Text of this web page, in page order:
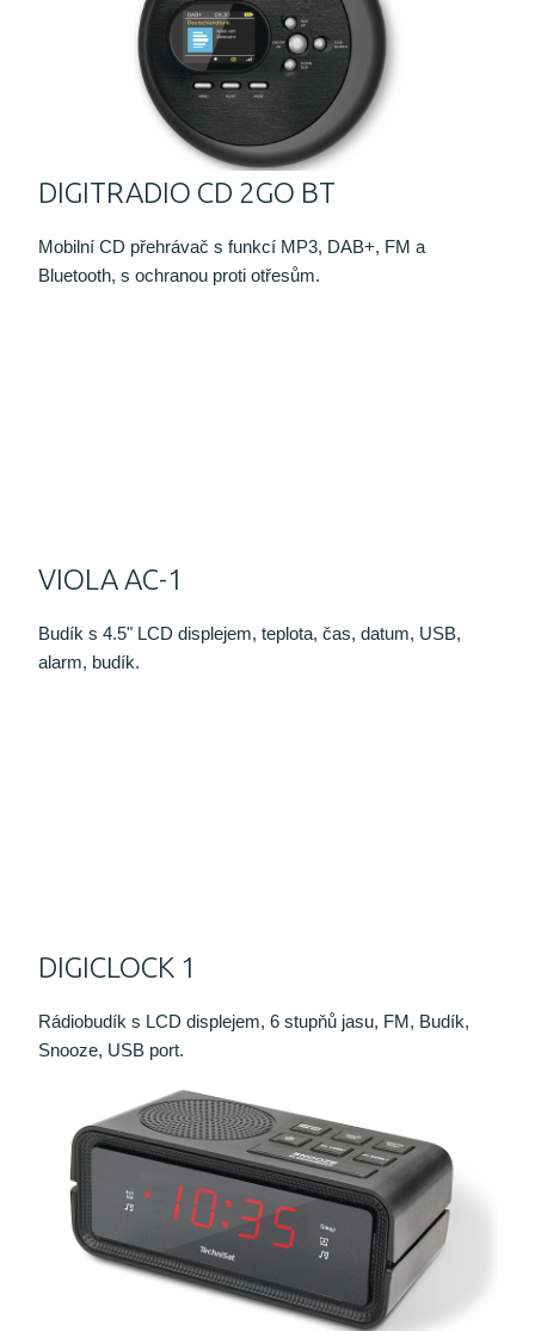
DIGITRADIO CD 2GO BT
Mobilní CD přehrávač s funkcí MP3, DAB+, FM a
Bluetooth, s ochranou proti otřesům.
VIOLA AC-1
Budík s 4.5" LCD displejem, teplota, čas, datum, USB,
alarm, budík.
DIGICLOCK 1
Rádiobudík s LCD displejem, 6 stupňů jasu, FM, Budík,
Snooze, USB port.